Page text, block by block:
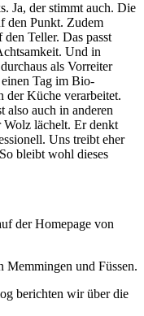
Ja, der stimmt auch. Die
den Punkt. Zudem
Teller. Das passt
Und in
als Vorreiter
Tag im Bio-
der Küche verarbeitet.
also auch in anderen
Wolz lächelt. Er denkt
Uns treibt eher
bleibt wohl dieses
der Homepage von
Memmingen und Füssen.
berichten wir über die